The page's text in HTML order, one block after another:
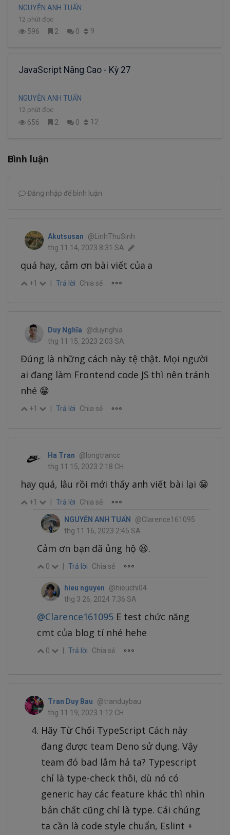
NGUYỄN ANH TUẤN
12 phút đọc
596 2 0 9
JavaScript Nâng Cao - Kỳ 27
NGUYỄN ANH TUẤN
12 phút đọc
656 2 0 12
Bình luận
Đăng nhập để bình luận
Akutsusan
@LinhThuSinh
thg 11 14, 2023 8:31 SA
quá hay, cảm ơn bài viết của a
+1 Trả lời Chia sẻ
Duy Nghĩa
@duynghia
thg 11 15, 2023 2:03 SA
Đúng là những cách này tệ thật. Mọi người
ai đang làm Frontend code JS thì nên tránh
nhé 😁
+1 Trả lời Chia sẻ
Ha Tran
@longtrancc
thg 11 15, 2023 2:18 CH
hay quá, lâu rồi mới thấy anh viết bài lại 😁
+1 Trả lời Chia sẻ
NGUYỄN ANH TUẤN
@Clarence161095
thg 11 16, 2023 2:45 SA
Cảm ơn bạn đã ủng hộ 😆.
0 Trả lời Chia sẻ
hieu nguyen
@hieuchi04
thg 3 26, 2024 7:36 SA
@Clarence161095 E test chức năng
cmt của blog tí nhé hehe
0 Trả lời Chia sẻ
Tran Duy Bau
@tranduybau
thg 11 19, 2023 1:12 CH
Hãy Từ Chối TypeScript Cách này
đang được team Deno sử dụng. Vậy
team đó bad lắm hả ta? Typescript
chỉ là type-check thôi, dù nó có
generic hay các feature khác thì nhìn
bản chất cũng chỉ là type. Cái chúng
ta cần là code style chuẩn, Eslint +